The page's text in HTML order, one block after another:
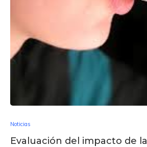
Noticias
Evaluación del impacto de la